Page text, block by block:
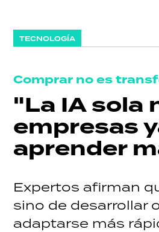
TECNOLOGÍA
Comprar no es
"La IA sola
empresas
aprender
Expertos afirman
sino de desarrollar
adaptarse más